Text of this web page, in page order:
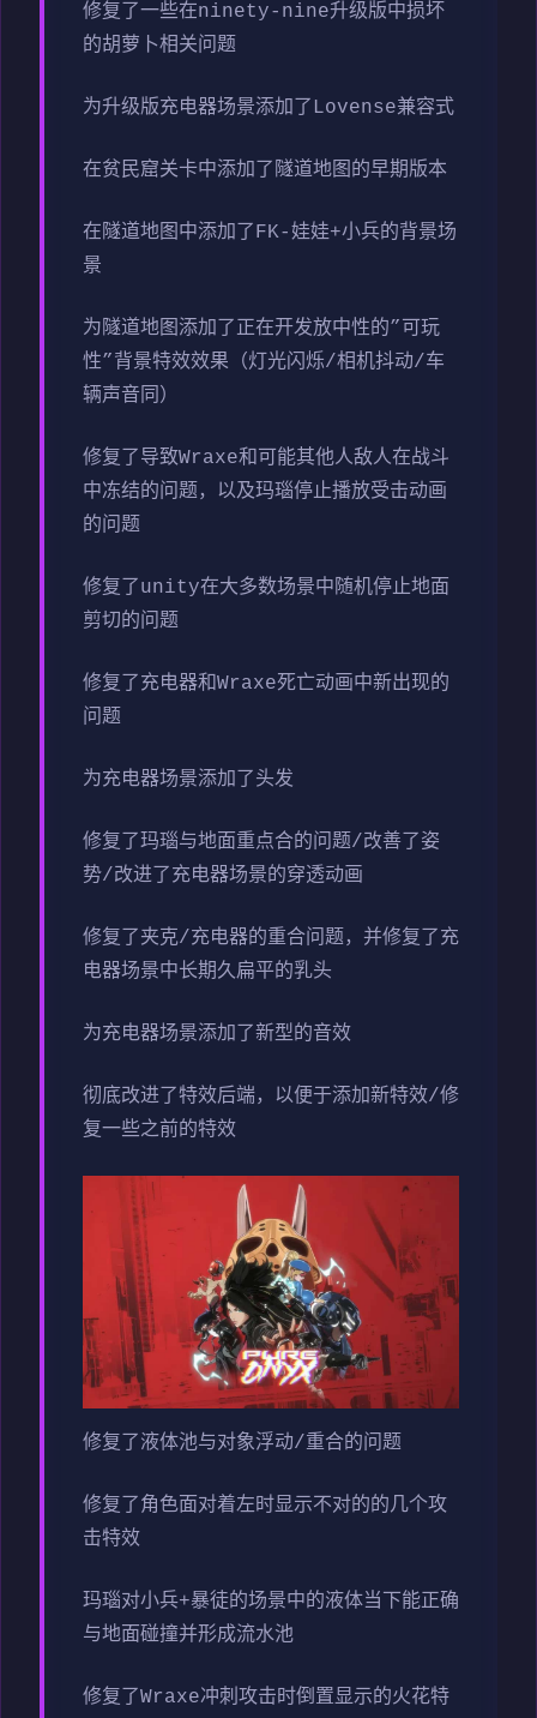
修复了一些在ninety-nine升级版中损坏
的胡萝卜相关问题
为升级版充电器场景添加了Lovense兼容式
在贫民窟关卡中添加了隧道地图的早期版本
在隧道地图中添加了FK-娃娃+小兵的背景场
景
为隧道地图添加了正在开发放中性的”可玩
性”背景特效效果（灯光闪烁/相机抖动/车
辆声音同）
修复了导致Wraxe和可能其他人敌人在战斗
中冻结的问题，以及玛瑙停止播放受击动画
的问题
修复了unity在大多数场景中随机停止地面
剪切的问题
修复了充电器和Wraxe死亡动画中新出现的
问题
为充电器场景添加了头发
修复了玛瑙与地面重点合的问题/改善了姿
势/改进了充电器场景的穿透动画
修复了夹克/充电器的重合问题，并修复了充
电器场景中长期久扁平的乳头
为充电器场景添加了新型的音效
彻底改进了特效后端，以便于添加新特效/修
复一些之前的特效
修复了液体池与对象浮动/重合的问题
修复了角色面对着左时显示不对的的几个攻
击特效
玛瑙对小兵+暴徒的场景中的液体当下能正确
与地面碰撞并形成流水池
修复了Wraxe冲刺攻击时倒置显示的火花特